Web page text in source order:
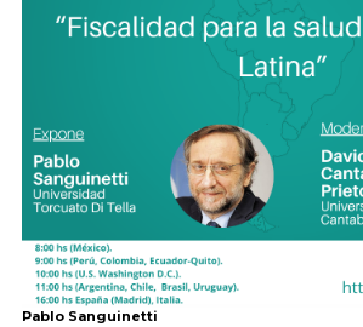
Pablo Sanguinetti